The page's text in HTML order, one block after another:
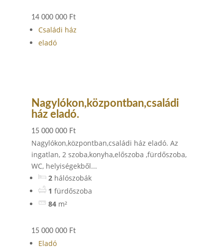
14 000 000 Ft
Családi ház
eladó
Nagylókon,központban,családi
ház eladó.
15 000 000 Ft
Nagylókon,központban,családi ház eladó. Az
ingatlan, 2 szoba,konyha,előszoba ,fürdőszoba,
WC, helyiségekből...
2 hálószobák
1 fürdőszoba
84 m²
15 000 000 Ft
Eladó